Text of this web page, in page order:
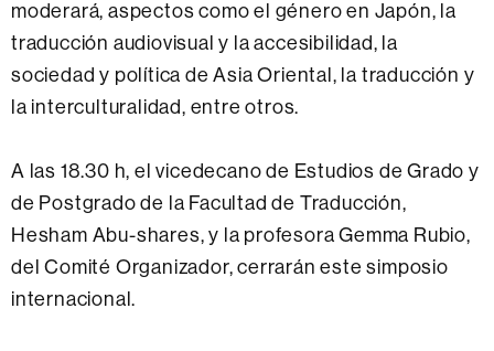
moderará, aspectos como el género en Japón, la
traducción audiovisual y la accesibilidad, la
sociedad y política de Asia Oriental, la traducción y
la interculturalidad, entre otros.
A las 18.30 h, el vicedecano de Estudios de Grado y
de Postgrado de la Facultad de Traducción,
Hesham Abu-shares, y la profesora Gemma Rubio,
del Comité Organizador, cerrarán este simposio
internacional.